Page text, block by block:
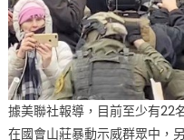
據美聯社報導，目前至少有22
在國會山莊暴動示威群眾中，